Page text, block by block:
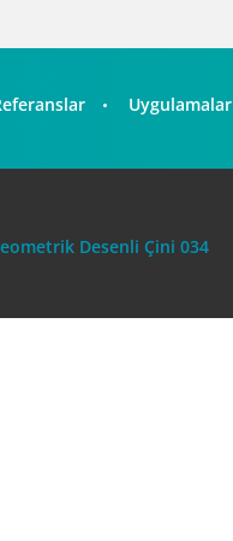
Uygulamalar
Desenli Çini 034